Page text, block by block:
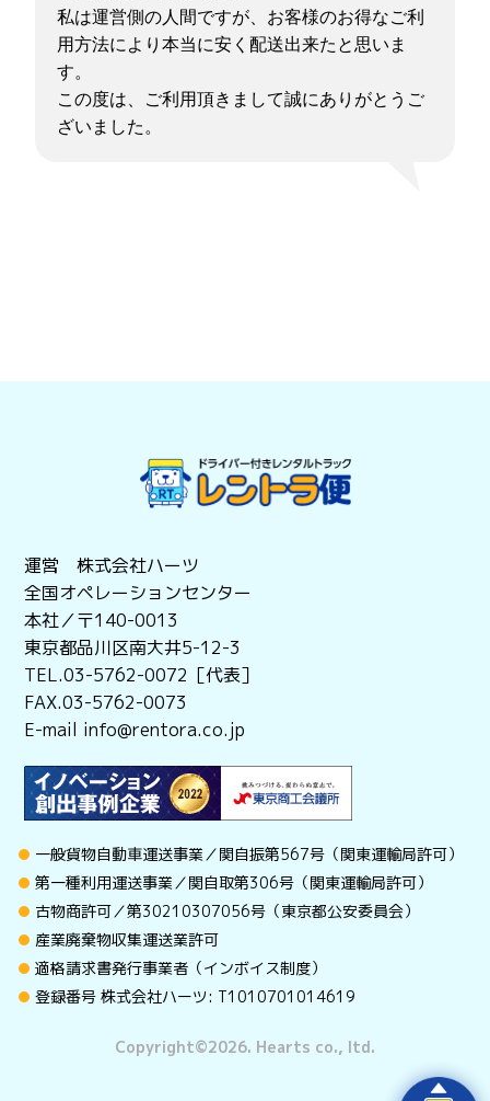
私は運営側の人間ですが、お客様のお得なご利
用方法により本当に安く配送出来たと思いま
す。
この度は、ご利用頂きまして誠にありがとうご
ざいました。
運営 株式会社ハーツ
全国オペレーションセンター
本社／〒140-0013
東京都品川区南大井5-12-3
TEL.03-5762-0072［代表］
FAX.03-5762-0073
E-mail info@rentora.co.jp
一般貨物自動車運送事業／関自振第567号（関東運輸局許可）
第一種利用運送事業／関自取第306号（関東運輸局許可）
古物商許可／第30210307056号（東京都公安委員会）
産業廃棄物収集運送業許可
適格請求書発行事業者（インボイス制度）
登録番号 株式会社ハーツ: T1010701014619
Copyright©︎2026. Hearts co., ltd.